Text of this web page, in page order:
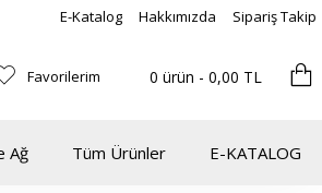
E-Katalog Hakkımızda Sipariş Takip
Favorilerim 0 ürün - 0,00 TL
Ağ Tüm Ürünler E-KATALOG